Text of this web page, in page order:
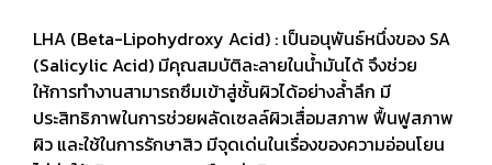
LHA (Beta-Lipohydroxy Acid) : เป็นอนุพันธ์หนึ่งของ SA
(Salicylic Acid) มีคุณสมบัติละลายในน้ำมันได้ จึงช่วย
ให้การทำงานสามารถซึมเข้าสู่ชั้นผิวได้อย่างล้ำลึก มี
ประสิทธิภาพในการช่วยผลัดเซลล์ผิวเสื่อมสภาพ ฟื้นฟูสภาพ
ผิว และใช้ในการรักษาสิว มีจุดเด่นในเรื่องของความอ่อนโยน